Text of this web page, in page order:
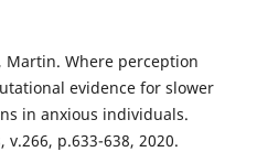
Martin. Where perception
evidence for slower
in anxious individuals.
p.633-638, 2020.